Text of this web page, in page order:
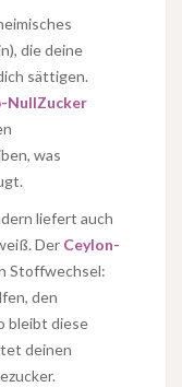
die deine
sättigen.
NullZucker
was
liefert auch
Der Ceylon-
Stoffwechsel:
den
bleibt diese
deinen